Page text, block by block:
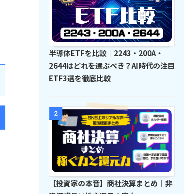
半導体ETFを比較｜2243・200A・
2644はどれを選ぶべき？AI時代の注目
ETF3選を徹底比較
2
【投資家の本音】商社決算まとめ｜非